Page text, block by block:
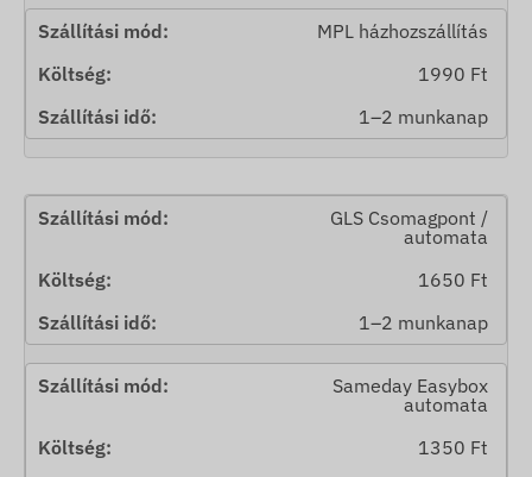
MPL házhozszállítás
1990 Ft
1–2 munkanap
GLS Csomagpont /
automata
1650 Ft
1–2 munkanap
Sameday Easybox
automata
1350 Ft